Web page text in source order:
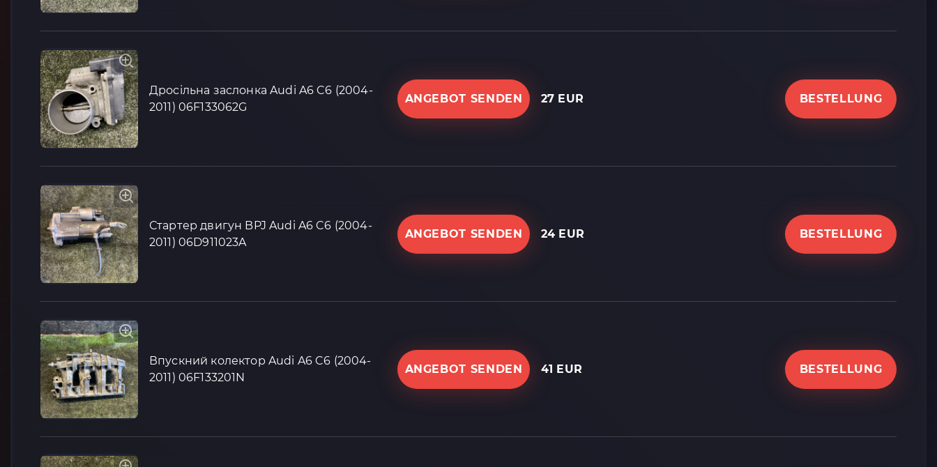
Дросільна заслонка Audi A6 C6 (2004-
2011) 06F133062G
ANGEBOT SENDEN 27 EUR BESTELLUNG
Стартер двигун BPJ Audi A6 C6 (2004-
2011) 06D911023A
ANGEBOT SENDEN 24 EUR BESTELLUNG
Впускний колектор Audi A6 C6 (2004-
2011) 06F133201N
ANGEBOT SENDEN 41 EUR BESTELLUNG